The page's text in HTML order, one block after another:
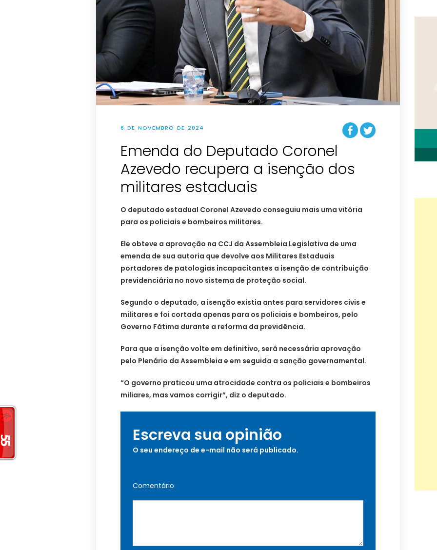
6 DE NOVEMBRO DE 2024
Emenda do Deputado Coronel
Azevedo recupera a isenção dos
militares estaduais
O deputado estadual Coronel Azevedo conseguiu mais uma vitória
para os policiais e bombeiros militares.
Ele obteve a aprovação na CCJ da Assembleia Legislativa de uma
emenda de sua autoria que devolve aos Militares Estaduais
portadores de patologias incapacitantes a isenção de contribuição
previdenciária no novo sistema de proteção social.
Segundo o deputado, a isenção existia antes para servidores civis e
militares e foi cortada apenas para os policiais e bombeiros, pelo
Governo Fátima durante a reforma da previdência.
Para que a isenção volte em definitivo, será necessária aprovação
pelo Plenário da Assembleia e em seguida a sanção governamental.
“O governo praticou uma atrocidade contra os policiais e bombeiros
miliares, mas vamos corrigir”, diz o deputado.
Escreva sua opinião
O seu endereço de e-mail não será publicado.
Comentário